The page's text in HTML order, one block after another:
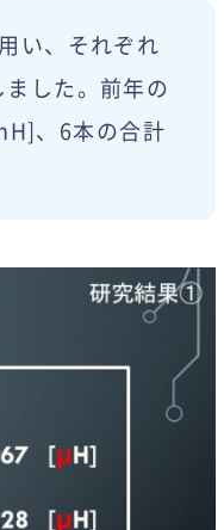
い、それぞれ
した。前年の
、6本の合計